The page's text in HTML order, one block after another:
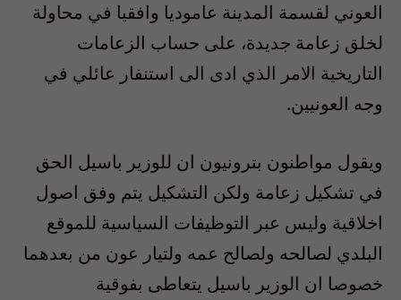
العوني لقسمة المدينة عاموديا وافقيا في محاولة
لخلق زعامة جديدة، على حساب الزعامات
التاريخية الامر الذي ادى الى استنفار عائلي في
وجه العونيين.
ويقول مواطنون بترونيون ان للوزير باسيل الحق
في تشكيل زعامة ولكن التشكيل يتم وفق اصول
اخلاقية وليس عبر التوظيفات السياسية للموقع
البلدي لصالحه ولصالح عمه ولتيار عون من بعدهما
خصوصا ان الوزير باسيل يتعاطى بفوقية